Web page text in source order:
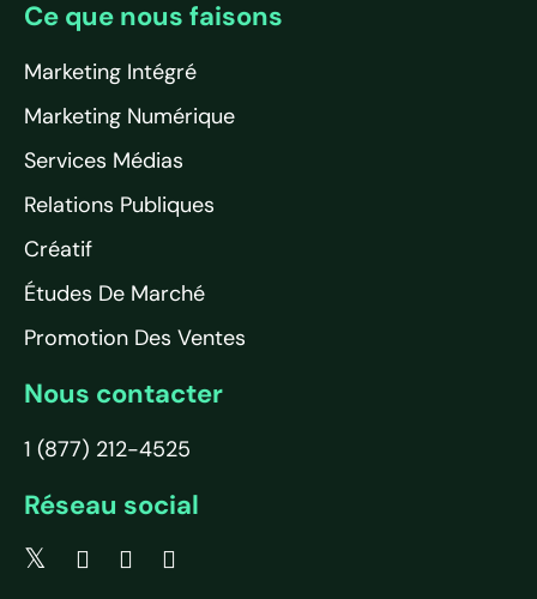
Ce que nous faisons
Marketing Intégré
Marketing Numérique
Services Médias
Relations Publiques
Créatif
Études De Marché
Promotion Des Ventes
Nous contacter
1 (877) 212-4525
Réseau social